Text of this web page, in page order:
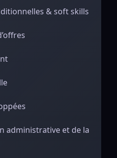
& soft skills
administrative et de la